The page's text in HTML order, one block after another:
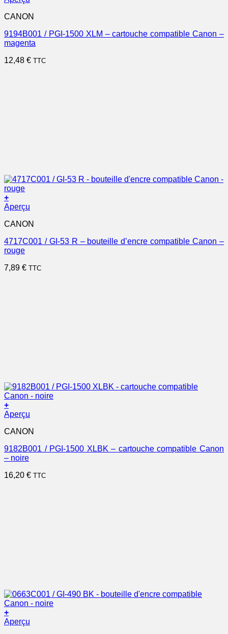
CANON
9194B001 / PGI-1500 XLM – cartouche compatible Canon –
magenta
12,48 € TTC
+
Aperçu
CANON
4717C001 / GI-53 R – bouteille d’encre compatible Canon –
rouge
7,89 € TTC
+
Aperçu
CANON
9182B001 / PGI-1500 XLBK – cartouche compatible Canon
– noire
16,20 € TTC
+
Aperçu